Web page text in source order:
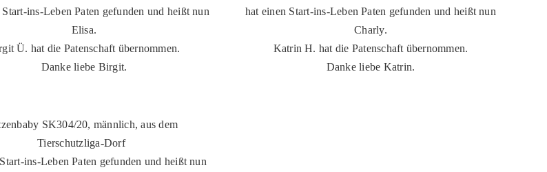
Start-ins-Leben Paten gefunden und heißt nun
Elisa.
Ü. hat die Patenschaft übernommen.
Danke liebe Birgit.
hat einen Start-ins-Leben Paten gefunden und heißt nun
Charly.
Katrin H. hat die Patenschaft übernommen.
Danke liebe Katrin.
SK304/20, männlich, aus dem
Tierschutzliga-Dorf
ins-Leben Paten gefunden und heißt nun